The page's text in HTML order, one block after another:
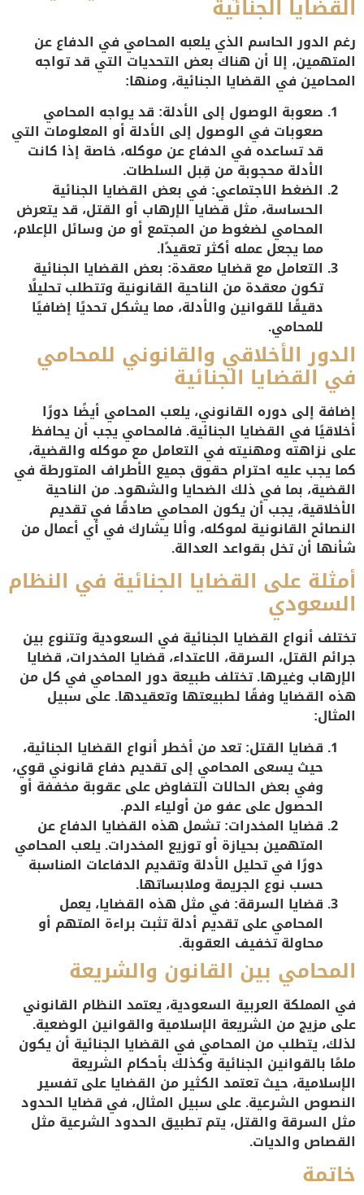
القضايا الجنائية
رغم الدور الحاسم الذي يلعبه المحامي في الدفاع عن
المتهمين، إلا أن هناك بعض التحديات التي قد تواجه
المحامين في القضايا الجنائية، ومنها:
صعوبة الوصول إلى الأدلة: قد يواجه المحامي
صعوبات في الوصول إلى الأدلة أو المعلومات التي
قد تساعده في الدفاع عن موكله، خاصة إذا كانت
الأدلة محجوبة من قِبل السلطات.
الضغط الاجتماعي: في بعض القضايا الجنائية
الحساسة، مثل قضايا الإرهاب أو القتل، قد يتعرض
المحامي لضغوط من المجتمع أو من وسائل الإعلام،
مما يجعل عمله أكثر تعقيدًا.
التعامل مع قضايا معقدة: بعض القضايا الجنائية
تكون معقدة من الناحية القانونية وتتطلب تحليلًا
دقيقًا للقوانين والأدلة، مما يشكل تحديًا إضافيًا
للمحامي.
الدور الأخلاقي والقانوني للمحامي
في القضايا الجنائية
إضافة إلى دوره القانوني، يلعب المحامي أيضًا دورًا
أخلاقيًا في القضايا الجنائية. فالمحامي يجب أن يحافظ
على نزاهته ومهنيته في التعامل مع موكله والقضية،
كما يجب عليه احترام حقوق جميع الأطراف المتورطة في
القضية، بما في ذلك الضحايا والشهود. من الناحية
الأخلاقية، يجب أن يكون المحامي صادقًا في تقديم
النصائح القانونية لموكله، وألا يشارك في أي أعمال من
شأنها أن تخل بقواعد العدالة.
أمثلة على القضايا الجنائية في النظام
السعودي
تختلف أنواع القضايا الجنائية في السعودية وتتنوع بين
جرائم القتل، السرقة، الاعتداء، قضايا المخدرات، قضايا
الإرهاب وغيرها. تختلف طبيعة دور المحامي في كل من
هذه القضايا وفقًا لطبيعتها وتعقيدها. على سبيل
المثال:
قضايا القتل: تعد من أخطر أنواع القضايا الجنائية،
حيث يسعى المحامي إلى تقديم دفاع قانوني قوي،
وفي بعض الحالات التفاوض على عقوبة مخففة أو
الحصول على عفو من أولياء الدم.
قضايا المخدرات: تشمل هذه القضايا الدفاع عن
المتهمين بحيازة أو توزيع المخدرات. يلعب المحامي
دورًا في تحليل الأدلة وتقديم الدفاعات المناسبة
حسب نوع الجريمة وملابساتها.
قضايا السرقة: في مثل هذه القضايا، يعمل
المحامي على تقديم أدلة تثبت براءة المتهم أو
محاولة تخفيف العقوبة.
المحامي بين القانون والشريعة
في المملكة العربية السعودية، يعتمد النظام القانوني
على مزيج من الشريعة الإسلامية والقوانين الوضعية.
لذلك، يتطلب من المحامي في القضايا الجنائية أن يكون
ملمًا بالقوانين الجنائية وكذلك بأحكام الشريعة
الإسلامية، حيث تعتمد الكثير من القضايا على تفسير
النصوص الشرعية. على سبيل المثال، في قضايا الحدود
مثل السرقة والقتل، يتم تطبيق الحدود الشرعية مثل
القصاص والديات.
خاتمة